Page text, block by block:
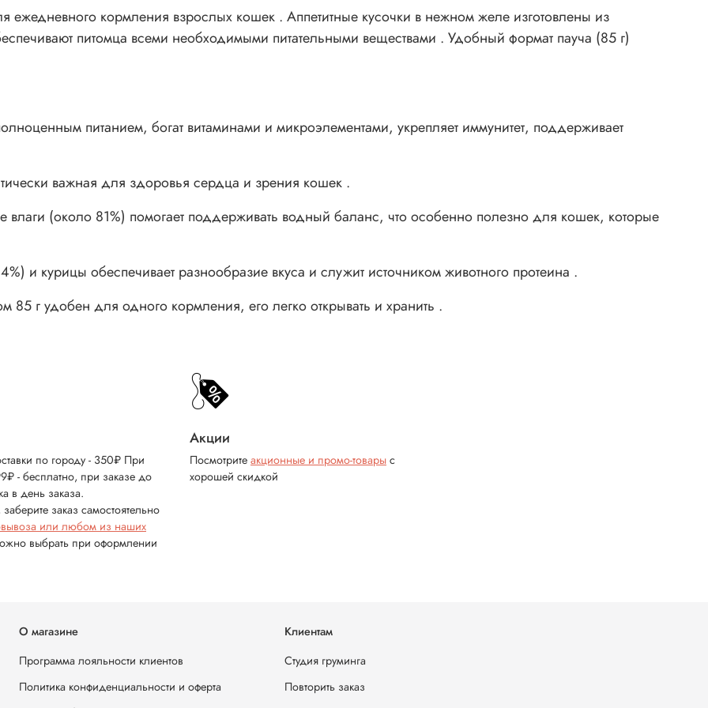
кормления взрослых кошек . Аппетитные кусочки в нежном желе изготовлены из
питомца всеми необходимыми питательными веществами . Удобный формат пауча (85 г)
питанием, богат витаминами и микроэлементами, укрепляет иммунитет, поддерживает
важная для здоровья сердца и зрения кошек .
(около 81%) помогает поддерживать водный баланс, что особенно полезно для кошек, которые
и курицы обеспечивает разнообразие вкуса и служит источником животного протеина .
85 г удобен для одного кормления, его легко открывать и хранить .
по городу - 350₽ При
- бесплатно, при заказе до
в день заказа.
заказ самостоятельно
или любом из наших
выбрать при оформлении
Акции
Посмотрите акционные и промо-товары с
хорошей скидкой
О магазине
Программа лояльности клиентов
Политика конфиденциальности и оферта
Клиентам
Студия груминга
Повторить заказ